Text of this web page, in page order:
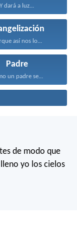
Y dará a luz...
así nos lo...
Padre
un padre se...
de modo que
yo los cielos